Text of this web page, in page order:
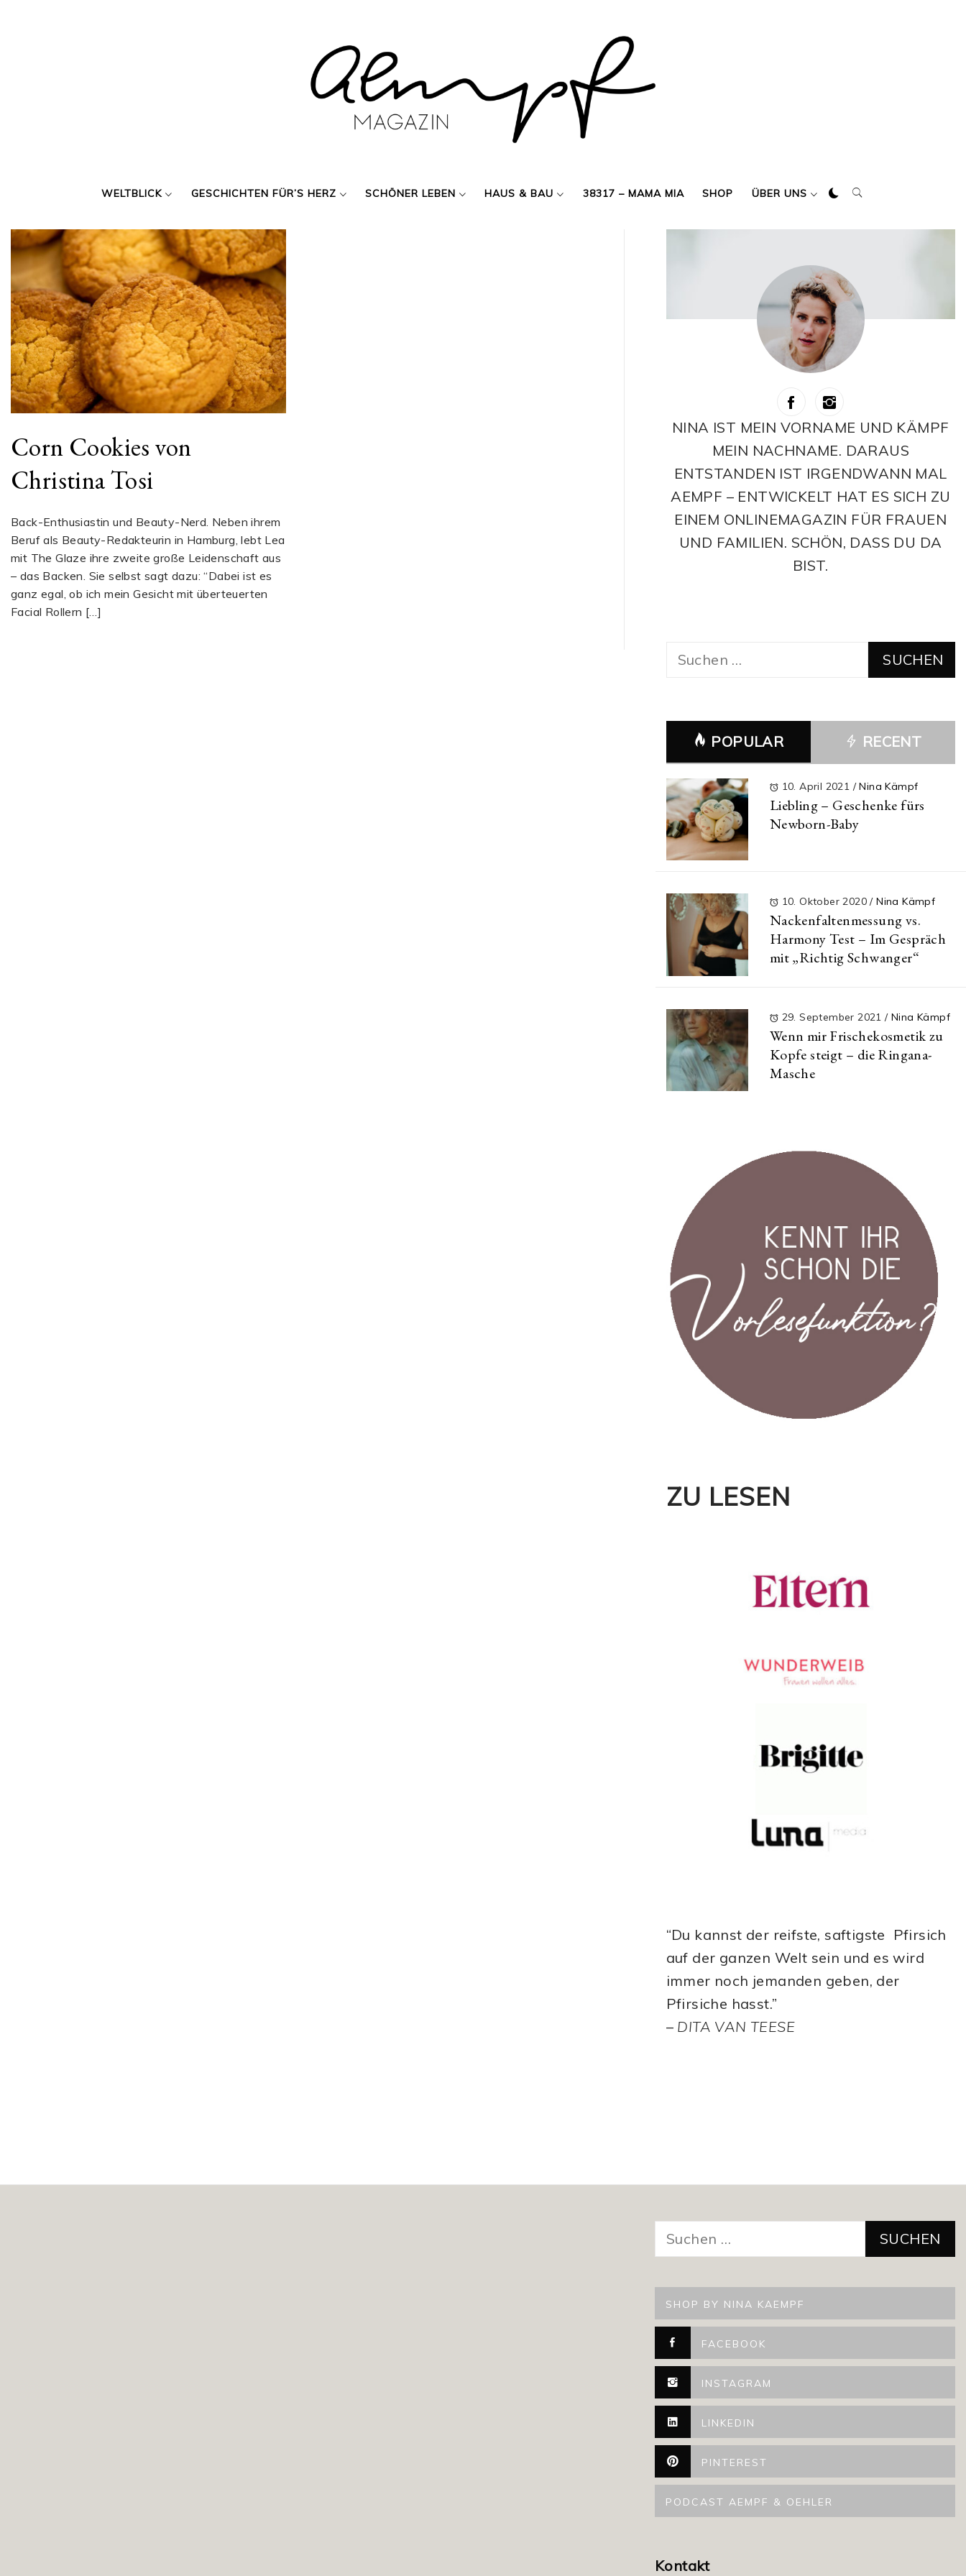
WELTBLICK GESCHICHTEN FÜR’S HERZ SCHÖNER LEBEN HAUS & BAU 38317 – MAMA MIA SHOP ÜBER UNS
Corn Cookies von
Christina Tosi
Back-Enthusiastin und Beauty-Nerd. Neben ihrem
Beruf als Beauty-Redakteurin in Hamburg, lebt Lea
mit The Glaze ihre zweite große Leidenschaft aus
– das Backen. Sie selbst sagt dazu: “Dabei ist es
ganz egal, ob ich mein Gesicht mit überteuerten
Facial Rollern […]
NINA IST MEIN VORNAME UND KÄMPF
MEIN NACHNAME. DARAUS
ENTSTANDEN IST IRGENDWANN MAL
AEMPF – ENTWICKELT HAT ES SICH ZU
EINEM ONLINEMAGAZIN FÜR FRAUEN
UND FAMILIEN. SCHÖN, DASS DU DA
BIST.
Suchen
POPULAR RECENT
10. April 2021 / Nina Kämpf
Liebling – Geschenke fürs
Newborn-Baby
10. Oktober 2020/ Nina Kämpf
Nackenfaltenmessung vs.
Harmony Test – Im Gespräch
mit „Richtig Schwanger“
29. September 2021/ Nina Kämpf
Wenn mir Frischekosmetik zu
Kopfe steigt – die Ringana-
Masche
ZU LESEN
“Du kannst der reifste, saftigste Pfirsich
auf der ganzen Welt sein und es wird
immer noch jemanden geben, der
Pfirsiche hasst.”
– DITA VAN TEESE
nach:
SHOP BY NINA KAEMPF
FACEBOOK
INSTAGRAM
LINKEDIN
PINTEREST
PODCAST AEMPF & OEHLER
Kontakt